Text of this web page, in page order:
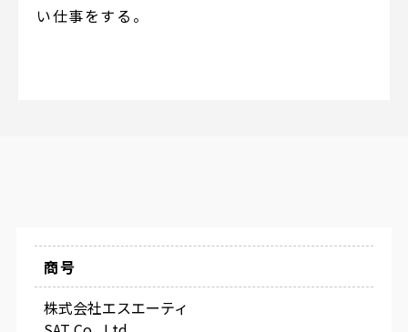
い仕事をする。
商号
株式会社エスエーティ